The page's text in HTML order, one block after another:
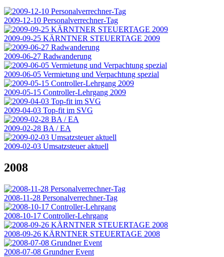
2009-12-10 Personalverrechner-Tag
2009-09-25 KÄRNTNER STEUERTAGE 2009
2009-06-27 Radwanderung
2009-06-05 Vermietung und Verpachtung spezial
2009-05-15 Controller-Lehrgang 2009
2009-04-03 Top-fit im SVG
2009-02-28 BA / EA
2009-02-03 Umsatzsteuer aktuell
2008
2008-11-28 Personalverrechner-Tag
2008-10-17 Controller-Lehrgang
2008-09-26 KÄRNTNER STEUERTAGE 2008
2008-07-08 Grundner Event